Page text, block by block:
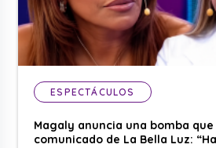
ESPECTÁCULOS
Magaly anuncia una bomba
comunicado de La Bella Luz: